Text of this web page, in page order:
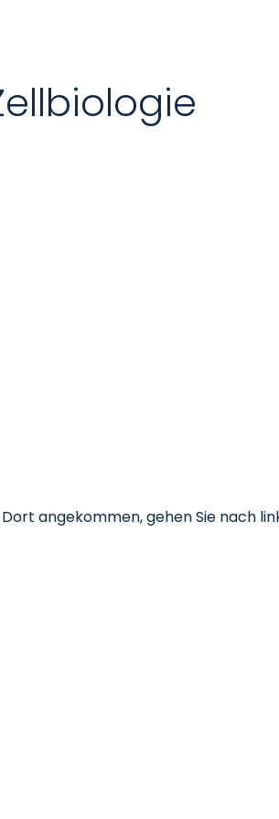
angekommen, gehen Sie nach